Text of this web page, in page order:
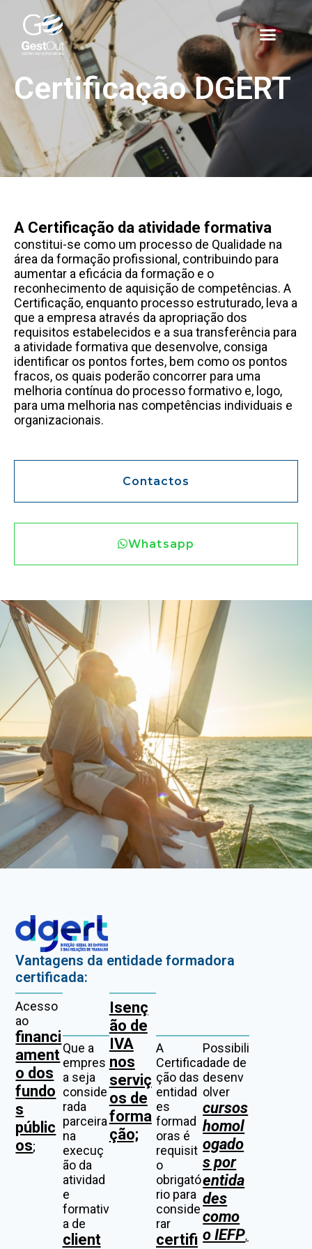
Certificação DGERT
A Certificação da atividade formativa
constitui-se como um processo de Qualidade na
área da formação profissional, contribuindo para
aumentar a eficácia da formação e o
reconhecimento de aquisição de competências. A
Certificação, enquanto processo estruturado, leva a
que a empresa através da apropriação dos
requisitos estabelecidos e a sua transferência para
a atividade formativa que desenvolve, consiga
identificar os pontos fortes, bem como os pontos
fracos, os quais poderão concorrer para uma
melhoria contínua do processo formativo e, logo,
para uma melhoria nas competências individuais e
organizacionais.
Contactos
Whatsapp
Vantagens da entidade formadora
certificada:
Acesso
ao
financi
ament
o dos
fundo
s
públic
os;
Que a
empres
a seja
conside
rada
parceira
na
execuç
ão da
atividad
e
formativ
a de
client
Isenç
ão de
IVA
nos
serviç
os de
forma
ção;
A
Certifica
ção das
entidad
es
formad
oras é
requisit
o
obrigató
rio para
conside
rar
certifi
Possibili
dade de
desenv
olver
cursos
homol
ogado
s por
entida
des
como
o IEFP.